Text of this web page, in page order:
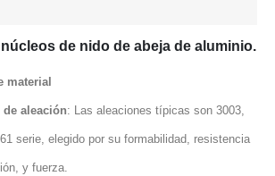
de nido de abeja de aluminio.
material
aleación: Las aleaciones típicas son 3003,
serie, elegido por su formabilidad, resistencia
y fuerza.